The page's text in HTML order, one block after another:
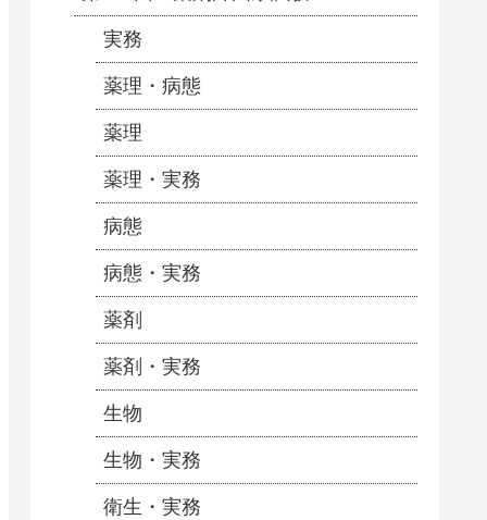
実務
薬理・病態
薬理
薬理・実務
病態
病態・実務
薬剤
薬剤・実務
生物
生物・実務
衛生・実務